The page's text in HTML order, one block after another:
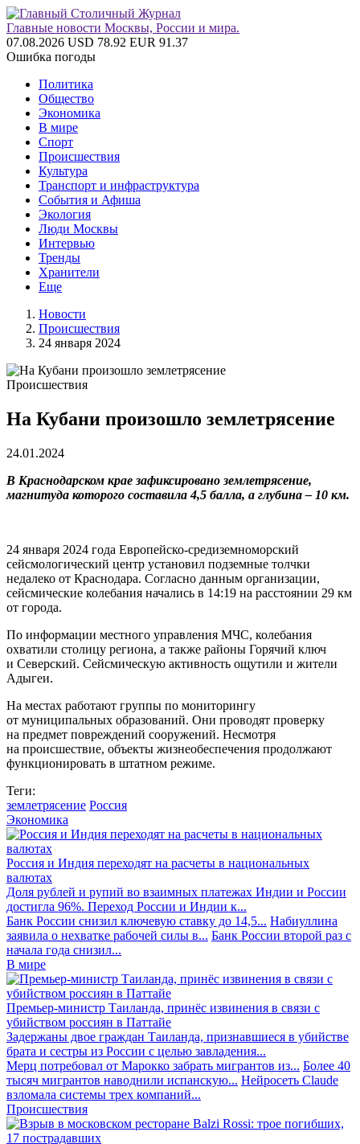
Главные новости Москвы, России и мира.
07.08.2026 USD 78.92 EUR 91.37
Ошибка погоды
Политика
Общество
Экономика
В мире
Спорт
Происшествия
Культура
Транспорт и инфраструктура
События и Афиша
Экология
Люди Москвы
Интервью
Тренды
Хранители
Еще
Новости
Происшествия
24 января 2024
Происшествия
На Кубани произошло землетрясение
24.01.2024
В Краснодарском крае зафиксировано землетрясение,
магнитуда которого составила 4,5 балла, а глубина – 10 км.
24 января 2024 года Европейско-средиземноморский
сейсмологический центр установил подземные толчки
недалеко от Краснодара. Согласно данным организации,
сейсмические колебания начались в 14:19 на расстоянии 29 км
от города.
По информации местного управления МЧС, колебания
охватили столицу региона, а также районы Горячий ключ
и Северский. Сейсмическую активность ощутили и жители
Адыгеи.
На местах работают группы по мониторингу
от муниципальных образований. Они проводят проверку
на предмет повреждений сооружений. Несмотря
на происшествие, объекты жизнеобеспечения продолжают
функционировать в штатном режиме.
Теги:
землетрясение Россия
Экономика
Россия и Индия переходят на расчеты в национальных
валютах
Доля рублей и рупий во взаимных платежах Индии и России
достигла 96%. Переход России и Индии к...
Банк России снизил ключевую ставку до 14,5... Набиуллина
заявила о нехватке рабочей силы в... Банк России второй раз с
начала года снизил...
В мире
Премьер-министр Таиланда, принёс извинения в связи с
убийством россиян в Паттайе
Задержаны двое граждан Таиланда, признавшиеся в убийстве
брата и сестры из России с целью завладения...
Мерц потребовал от Марокко забрать мигрантов из... Более 40
тысяч мигрантов наводнили испанскую... Нейросеть Claude
взломала системы трех компаний...
Происшествия